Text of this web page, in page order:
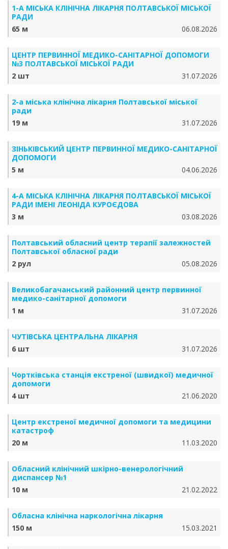
1-А МІСЬКА КЛІНІЧНА ЛІКАРНЯ ПОЛТАВСЬКОЇ МІСЬКОЇ
РАДИ
65 м
06.08.2026
ЦЕНТР ПЕРВИННОЇ МЕДИКО-САНІТАРНОЇ ДОПОМОГИ
№3 ПОЛТАВСЬКОЇ МІСЬКОЇ РАДИ
2 шт
31.07.2026
2-а міська клінічна лікарня Полтавської міської
ради
19 м
31.07.2026
ЗІНЬКІВСЬКИЙ ЦЕНТР ПЕРВИННОЇ МЕДИКО-САНІТАРНОЇ
ДОПОМОГИ
5 м
04.06.2026
4-А МІСЬКА КЛІНІЧНА ЛІКАРНЯ ПОЛТАВСЬКОЇ МІСЬКОЇ
РАДИ ІМЕНІ ЛЕОНІДА КУРОЄДОВА
3 м
03.08.2026
Полтавський обласний центр терапії залежностей
Полтавської обласної ради
2 рул
05.08.2026
Великобагачанський районний центр первинної
медико-санітарної допомоги
1 м
31.07.2026
ЧУТІВСЬКА ЦЕНТРАЛЬНА ЛІКАРНЯ
6 шт
31.07.2026
Чортківська станція екстреної (швидкої) медичної
допомоги
4 шт
21.06.2020
Центр екстреної медичної допомоги та медицини
катастроф
20 м
11.03.2020
Обласний клінічний шкірно-венерологічний
диспансер №1
10 м
21.02.2022
Обласна клінічна наркологічна лікарня
150 м
15.03.2021